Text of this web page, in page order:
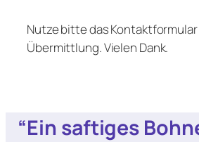
Nutze bitte das
Übermittlung. Vielen Dank.
“Ein saftiges